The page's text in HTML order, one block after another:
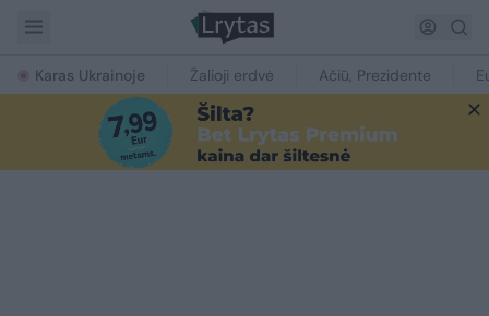
Karas Ukrainoje Žalioji erdvė Ačiū, Prezidente